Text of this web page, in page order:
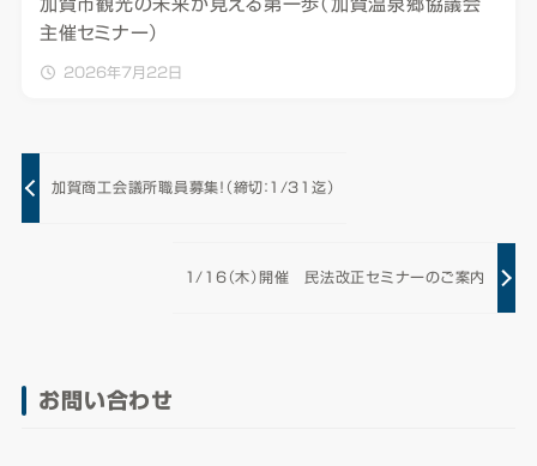
加賀市観光の未来が見える第一歩（加賀温泉郷協議会
主催セミナー）
2026年7月22日
加賀商工会議所職員募集！（締切：1/31迄）
1/16（木）開催 民法改正セミナーのご案内
お問い合わせ